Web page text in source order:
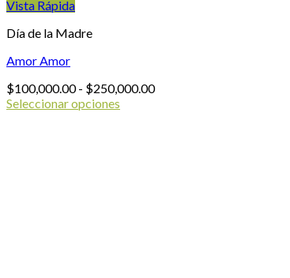
Vista Rápida
Día de la Madre
Amor Amor
$100,000.00 - $250,000.00Rango
Seleccionar opciones